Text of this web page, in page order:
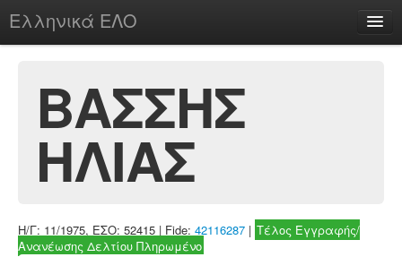
Ελληνικά ΕΛΟ
chesstu.be @ discord
Login
ΒΑΣΣΗΣ
ΗΛΙΑΣ
Η/Γ: 11/1975, ΕΣΟ: 52415 | Fide: 42116287 | Τέλος Εγγραφής/
Ανανέωσης Δελτίου Πληρωμένο